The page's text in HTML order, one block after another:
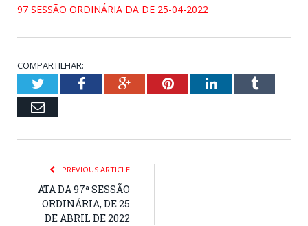
97 SESSÃO ORDINÁRIA DA DE 25-04-2022
COMPARTILHAR:
TwitterFacebookGoogle+PinterestLinkedInTumblr
Email
PREVIOUS ARTICLE
ATA DA 97ª SESSÃO
ORDINÁRIA, DE 25
DE ABRIL DE 2022